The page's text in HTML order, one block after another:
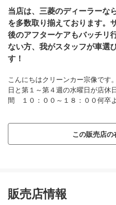
当店は、三菱のディーラーな
を多数取り揃えております。
後のアフターケアもバッチリ
ない方、我がスタッフが車選
す！
こんにちはクリーンカー宗像です
日と第１～第４週の水曜日が店休
間 １０：００～１８：００何卒
この販売店の
販売店情報